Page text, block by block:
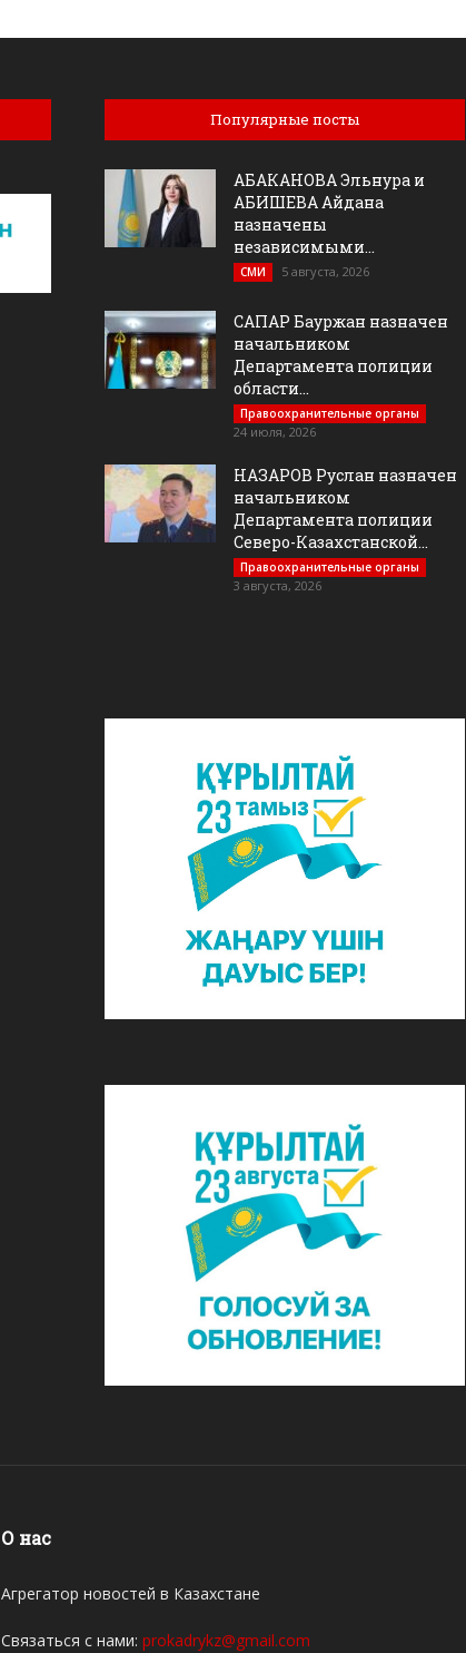
Популярные посты
АБАКАНОВА Эльнура и
АБИШЕВА Айдана
назначены
независимыми...
СМИ 5 августа, 2026
САПАР Бауржан назначен
начальником
Департамента полиции
области...
Правоохранительные органы
24 июля, 2026
НАЗАРОВ Руслан назначен
начальником
Департамента полиции
Северо-Казахстанской...
Правоохранительные органы
3 августа, 2026
О нас
Агрегатор новостей в Казахстане
Связаться с нами: prokadrykz@gmail.com